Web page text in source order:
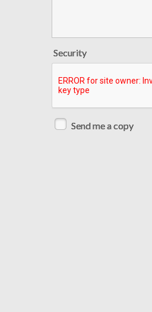
Security
Send me a copy